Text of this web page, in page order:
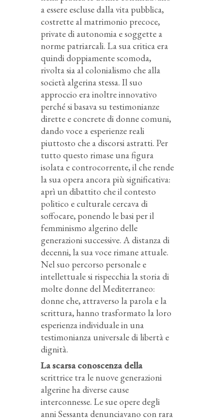
a essere escluse dalla vita pubblica,
costrette al matrimonio precoce,
private di autonomia e soggette a
norme patriarcali. La sua critica era
quindi doppiamente scomoda,
rivolta sia al colonialismo che alla
società algerina stessa. Il suo
approccio era inoltre innovativo
perché si basava su testimonianze
dirette e concrete di donne comuni,
dando voce a esperienze reali
piuttosto che a discorsi astratti. Per
tutto questo rimase una figura
isolata e controcorrente, il che rende
la sua opera ancora più significativa:
aprì un dibattito che il contesto
politico e culturale cercava di
soffocare, ponendo le basi per il
femminismo algerino delle
generazioni successive. A distanza di
decenni, la sua voce rimane attuale.
Nel suo percorso personale e
intellettuale si rispecchia la storia di
molte donne del Mediterraneo:
donne che, attraverso la parola e la
scrittura, hanno trasformato la loro
esperienza individuale in una
testimonianza universale di libertà e
dignità.
La scarsa conoscenza della
scrittrice tra le nuove generazioni
algerine ha diverse cause
interconnesse. Le sue opere degli
anni Sessanta denunciavano con rara